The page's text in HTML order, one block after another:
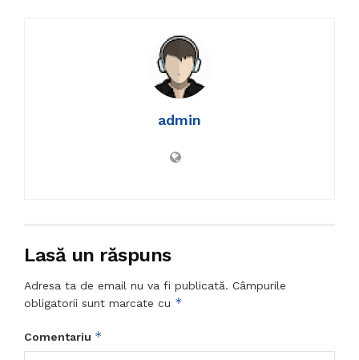
admin
Lasă un răspuns
Adresa ta de email nu va fi publicată. Câmpurile
obligatorii sunt marcate cu *
Comentariu *